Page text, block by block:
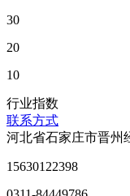
30
20
10
行业指数
联系方式
河北省石家庄市晋州
15630122398